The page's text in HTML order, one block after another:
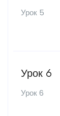
Урок 5
Урок 6
Урок 6